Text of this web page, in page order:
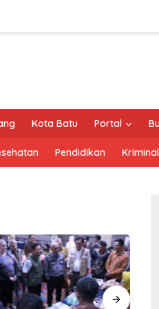
Kota Batu Portal
Pendidikan Kriminal